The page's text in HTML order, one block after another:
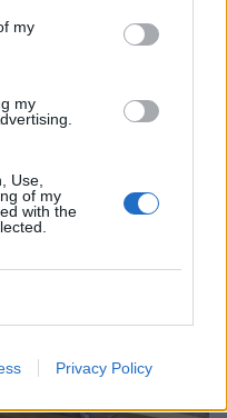
my
my
Use,
of my
with the
Privacy Policy
lentää
–
rajoitus